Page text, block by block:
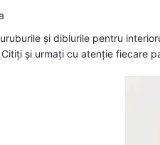
și diblurile pentru
și urmați cu atenție fiecare